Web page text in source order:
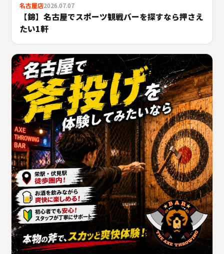
名古屋店2026.07.07
【錦】名古屋でスポーツ観戦バーを探すなら押さえ
たい1軒